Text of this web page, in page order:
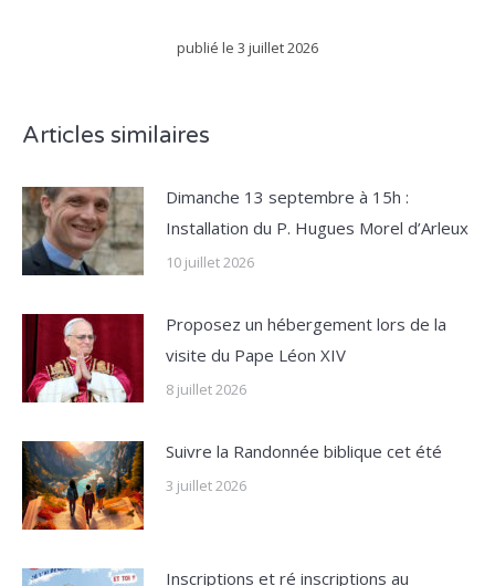
publié le 3 juillet 2026
Articles similaires
Dimanche 13 septembre à 15h :
Installation du P. Hugues Morel d’Arleux
10 juillet 2026
Proposez un hébergement lors de la
visite du Pape Léon XIV
8 juillet 2026
Suivre la Randonnée biblique cet été
3 juillet 2026
Inscriptions et ré inscriptions au